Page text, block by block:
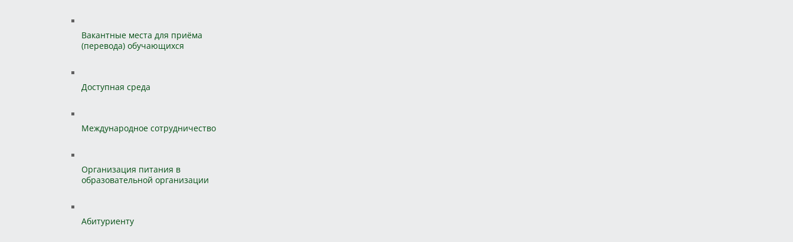
Вакантные места для приёма
(перевода) обучающихся
Доступная среда
Международное сотрудничество
Организация питания в
образовательной организации
Абитуриенту